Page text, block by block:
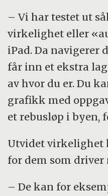
– Vi har testet ut
virkelighet eller
iPad. Da navigerer
får inn et ekstra
av hvor du er. Du
grafikk med
et rebusløp i byen,
Utvidet virkelighet
for dem som
– De kan for